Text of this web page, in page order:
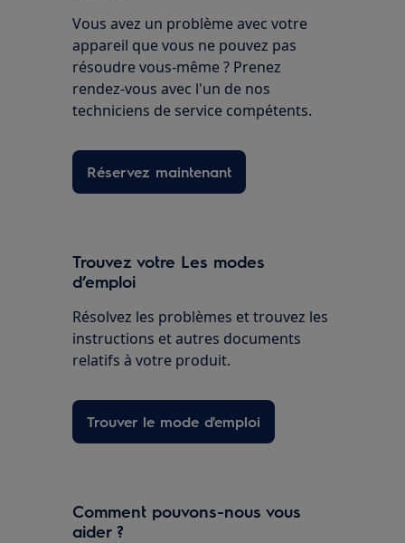
Vous avez un problème avec votre
appareil que vous ne pouvez pas
résoudre vous-même ? Prenez
rendez-vous avec l'un de nos
techniciens de service compétents.
Réservez maintenant
Trouvez votre Les modes
d’emploi
Résolvez les problèmes et trouvez les
instructions et autres documents
relatifs à votre produit.
Trouver le mode d'emploi
Comment pouvons-nous vous
aider ?